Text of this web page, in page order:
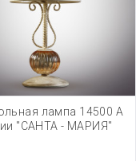
лампа 14500 А
"САНТА - МАРИЯ"